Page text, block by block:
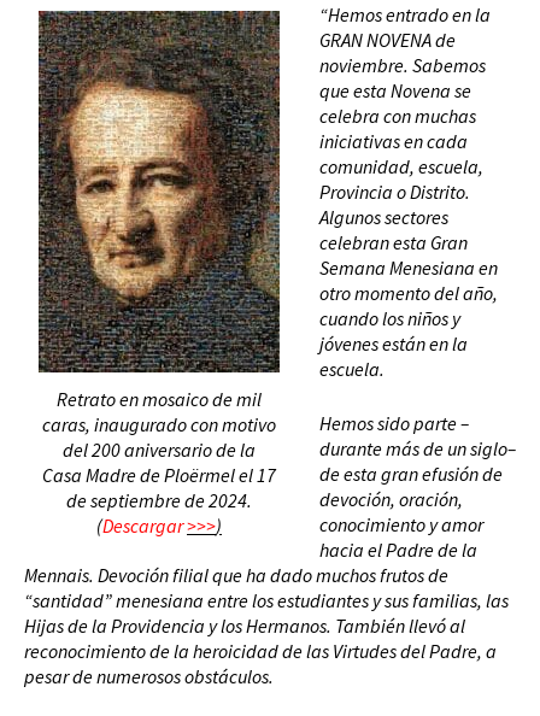
Retrato en mosaico de mil
caras, inaugurado con motivo
del 200 aniversario de la
Casa Madre de Ploërmel el 17
de septiembre de 2024.
(Descargar>>>)
“Hemos entrado en la
GRAN NOVENA de
noviembre. Sabemos
que esta Novena se
celebra con muchas
iniciativas en cada
comunidad, escuela,
Provincia o Distrito.
Algunos sectores
celebran esta Gran
Semana Menesiana en
otro momento del año,
cuando los niños y
jóvenes están en la
escuela.
Hemos sido parte –
durante más de un siglo–
de esta gran efusión de
devoción, oración,
conocimiento y amor
hacia el Padre de la
Mennais. Devoción filial que ha dado muchos frutos de
“santidad” menesiana entre los estudiantes y sus familias, las
Hijas de la Providencia y los Hermanos. También llevó al
reconocimiento de la heroicidad de las Virtudes del Padre, a
pesar de numerosos obstáculos.